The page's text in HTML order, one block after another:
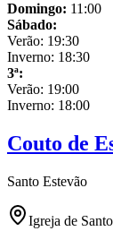
Domingo: 11:00
Sábado:
Verão: 19:30
Inverno: 18:30
3ª:
Verão: 19:00
Inverno: 18:00
Couto de
Santo Estevão
Igreja de